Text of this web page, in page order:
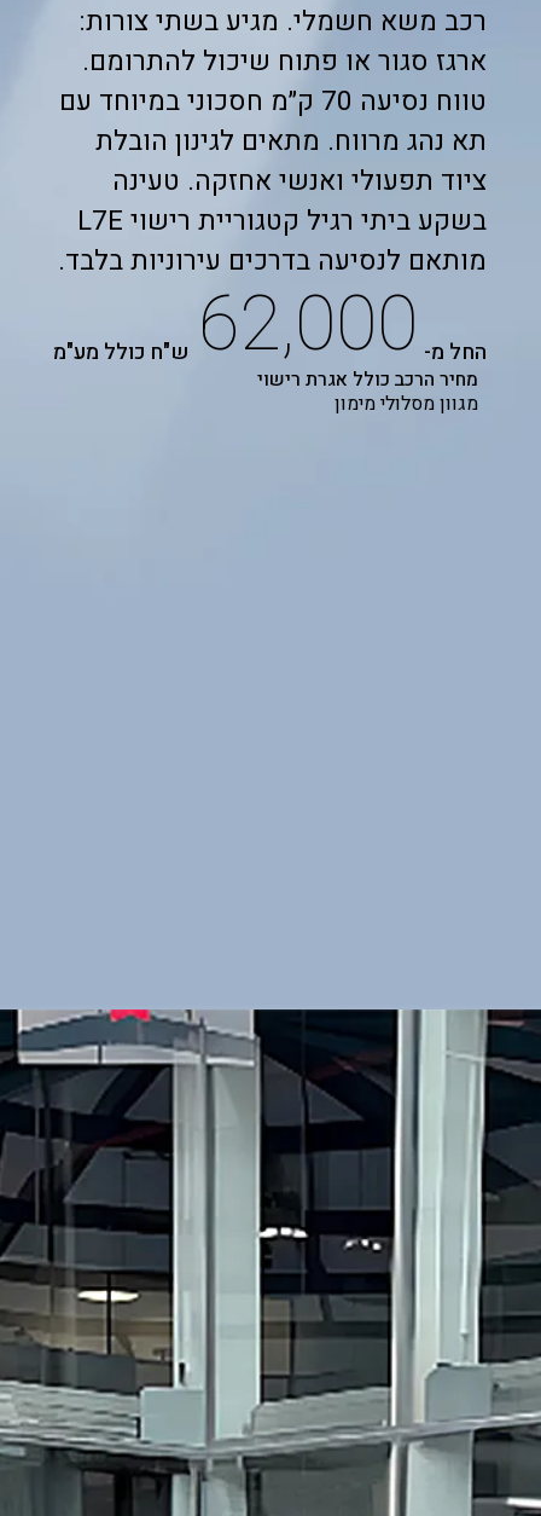
רכב משא חשמלי. מגיע בשתי צורות:
ארגז סגור או פתוח שיכול להתרומם.
טווח נסיעה 70 ק״מ חסכוני במיוחד עם
תא נהג מרווח. מתאים לגינון הובלת
ציוד תפעולי ואנשי אחזקה. טעינה
בשקע ביתי רגיל קטגוריית רישוי L7E
מותאם לנסיעה בדרכים עירוניות בלבד.
החל מ- 62,000 ש"ח כולל מע"מ
מחיר הרכב כולל אגרת רישוי
מגוון מסלולי מימון​